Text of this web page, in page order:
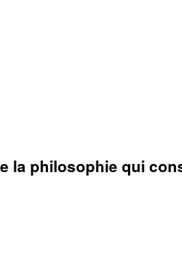
la philosophie qui